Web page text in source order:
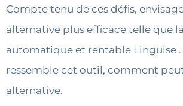
Compte tenu de ces défis,
alternative plus efficace telle que
automatique et rentable Linguise .
ressemble cet outil, comment
alternative.